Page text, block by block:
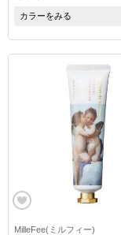
カラーをみる
MilleFee(ミルフィー)